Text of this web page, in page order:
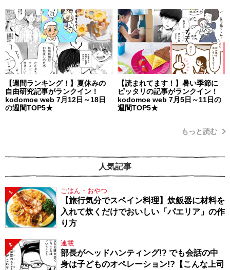
【週間ランキング！】夏休みの
自由研究記事がランクイン！
kodomoe web 7月12日～18日
の週間TOP5★
【読まれてます！】暑い季節に
ピッタリの記事がランクイン！
kodomoe web 7月5日～11日の
週間TOP5★
もっと読む
人気記事
1 ごはん・おやつ
【旅行気分でスペイン料理】炊飯器に材料を
入れて炊くだけでおいしい「パエリア」の作
り方
2 連載
部長がヘッドハンティング!? でも会話の中
身は子どものオペレーション!?【こんな上司